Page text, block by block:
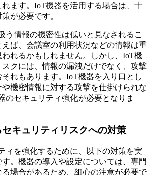
ます。IoT機器を活用する場合は、十
が必要です。
う情報の機密性は低いと見なされるこ
ば、会議室の利用状況などの情報は重
れるかもしれません。しかし、IoT機
クには、情報の漏洩だけでなく、攻撃
れもあります。IoT機器を入り口とし
機密情報に対する攻撃を仕掛けられな
のセキュリティ強化が必要となりま
キュリティリスクへの対策
ィを強化するために、以下の対策を実
。機器の導入や設定については、専門
場合があるため、細心の注意が必要で